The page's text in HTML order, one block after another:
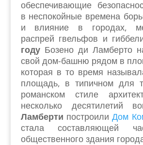
обеспечивающие
в неспокойные времена
и влияние в городах,
распрей гвельфов и
годуБозено ди Ламберто
свой дом-башню рядом в
которая в то время
площадь, в типичном для
романском стиле
несколько десятилетий
Ламберти построили Дом
стала составляющей
общественного здания